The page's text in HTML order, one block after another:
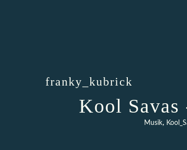
franky_kubrick
Kool
Musik,